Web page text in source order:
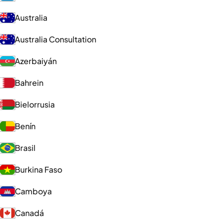
Australia
Australia Consultation
Azerbaiyán
Bahrein
Bielorrusia
Benín
Brasil
Burkina Faso
Camboya
Canadá